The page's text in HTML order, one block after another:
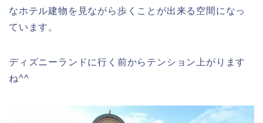
なホテル建物を見ながら歩くことが出来る空間になっ
ています。
ディズニーランドに行く前からテンション上がります
ね^^